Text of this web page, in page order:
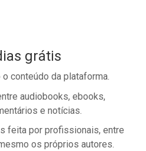
Dogs
Pet Therapy http://www.pet-
grátis
conteúdo da plataforma.
audiobooks, ebooks,
e notícias.
feita por profissionais, entre
os próprios autores.